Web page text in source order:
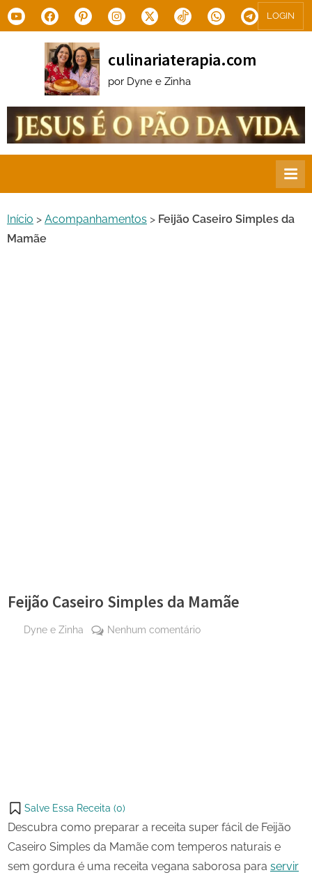
Skip
to
YoutubeFacebookPinterestInstagram
X.com Tiktok WhatsAppTelegram
LOGIN
culinariaterapia.com
por Dyne e Zinha
Início > Acompanhamentos > Feijão Caseiro Simples da
Mamãe
Feijão Caseiro Simples da Mamãe
By
Dyne e Zinha Nenhum comentárioem
on
X
Salve Essa Receita (0)
Descubra como preparar a receita super fácil de Feijão
Caseiro Simples da Mamãe com temperos naturais e
sem gordura é uma receita vegana saborosa para servir